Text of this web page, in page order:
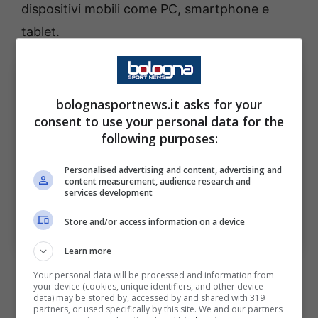
dispositivi mobili come PC, smartphone e
tablet.
match (Foto di Francesco Pecoraro/Getty Images Via
One Football) Bolognasportnews
Napoli-Bologna, le
bolognasportnews.it asks for your
consent to use your personal data for the
following purposes:
Personalised advertising and content, advertising and
content measurement, audience research and
services development
Store and/or access information on a device
Learn more
Your personal data will be processed and information from
your device (cookies, unique identifiers, and other device
data) may be stored by, accessed by and shared with 319
partners, or used specifically by this site. We and our partners